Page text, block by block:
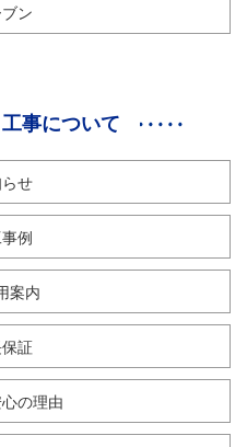
ン
事について
せ
例
案内
証
の理由